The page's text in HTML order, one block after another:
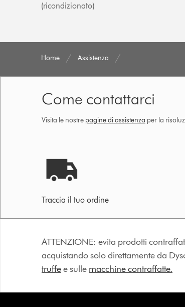
(ricondizionato)
Home Assistenza
Come contattarci
Visita le nostre pagine di assistenza per la
Traccia il tuo ordine
ATTENZIONE: evita prodotti
acquistando solo direttamente da
truffee sulle macchine contraffatte.